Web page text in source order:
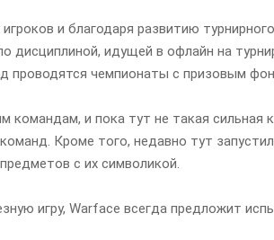
и благодаря развитию
дисциплиной, идущей в офлайн на
проводятся чемпионаты с призовым
командам, и пока тут не такая
Кроме того, недавно тут
с их символикой.
игру, Warface всегда предложит